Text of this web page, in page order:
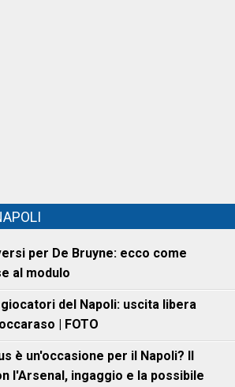
per De Bruyne: ecco come
al modulo
del Napoli: uscita libera
| FOTO
è un'occasione per il Napoli? Il
l'Arsenal, ingaggio e la possibile